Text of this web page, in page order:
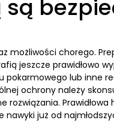
możliwości chorego.
jeszcze prawidłowo
pokarmowego lub inne
ochrony należy
już od